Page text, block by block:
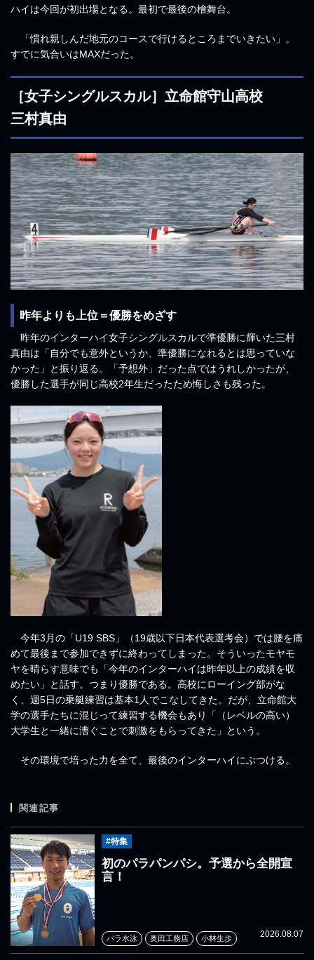
ハイは今回が初出場となる。最初で最後の檜舞台。
「慣れ親しんだ地元のコースで行けるところまでいきたい」。
すでに気合いはMAXだった。
［女子シングルスカル］立命館守山高校
三村真由
昨年よりも上位＝優勝をめざす
昨年のインターハイ女子シングルスカルで準優勝に輝いた三村
真由は「自分でも意外というか、準優勝になれるとは思っていな
かった」と振り返る。「予想外」だった点ではうれしかったが、
優勝した選手が同じ高校2年生だったため悔しさも残った。
今年3月の「U19 SBS」（19歳以下日本代表選考会）では腰を痛
めて最後まで参加できずに終わってしまった。そういったモヤモ
ヤを晴らす意味でも「今年のインターハイは昨年以上の成績を収
めたい」と話す。つまり優勝である。高校にローイング部がな
く、週5日の乗艇練習は基本1人でこなしてきた。だが、立命館大
学の選手たちに混じって練習する機会もあり「（レベルの高い）
大学生と一緒に漕ぐことで刺激をもらってきた」という。
その環境で培った力を全て、最後のインターハイにぶつける。
関連記事
#特集
初のパラパンパシ。予選から全開宣
言！
2026.08.07
パラ水泳 奥田工務店 小林生歩